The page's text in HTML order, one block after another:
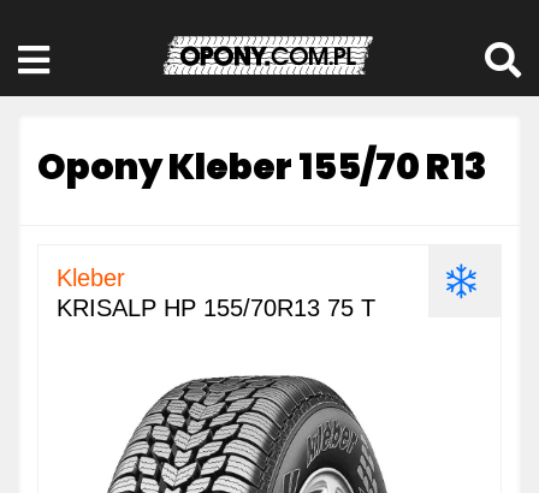
Opony Kleber 155/70 R13
Kleber
KRISALP HP 155/70R13 75 T